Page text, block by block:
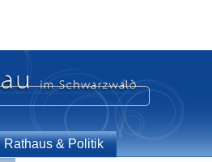
Rathaus & Politik